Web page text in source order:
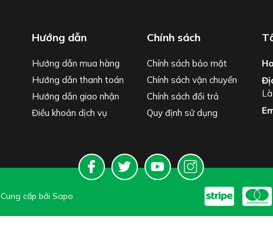
Hướng dẫn
Hướng dẫn mua hàng
Hướng dẫn thanh toán
Hướng dẫn giao nhận
Điều khoản dịch vụ
Chính sách
Chính sách bảo mật
Chính sách vận chuyển
Chính sách đổi trả
Quy định sử dụng
Cung cấp bởi Sapo